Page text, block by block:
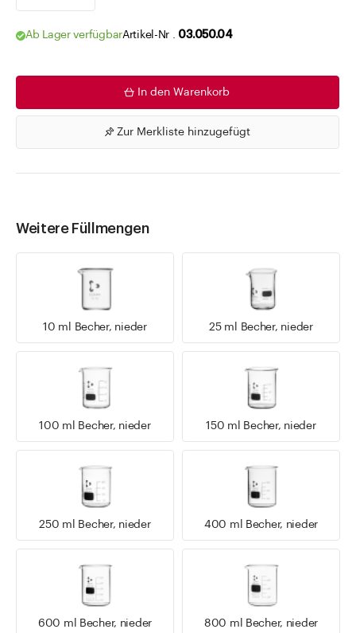
Ab Lager verfügbarArtikel-Nr . 03.050.04
In den Warenkorb
Zur Merkliste hinzugefügt
Weitere Füllmengen
10 ml Becher, nieder 25 ml Becher, nieder
100 ml Becher, nieder 150 ml Becher, nieder
250 ml Becher, nieder 400 ml Becher, nieder
600 ml Becher, nieder 800 ml Becher, nieder